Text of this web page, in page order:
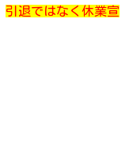
引退ではなく休業宣